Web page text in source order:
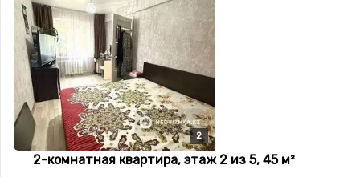
2
2
2-комнатная квартира, этаж 2 из 5, 45 м²